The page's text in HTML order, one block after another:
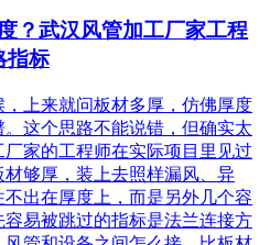
？武汉风管加工厂家工程
指标
上来就问板材多厚，仿佛厚度
这个思路不能说错，但确实太
家的工程师在实际项目里见过
够厚，装上去照样漏风、异
出在厚度上，而是另外几个容
易被跳过的指标是法兰连接方